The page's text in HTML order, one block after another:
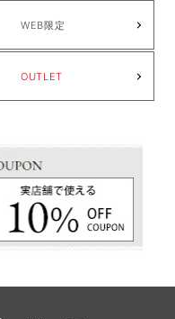
WEB限定
OUTLET